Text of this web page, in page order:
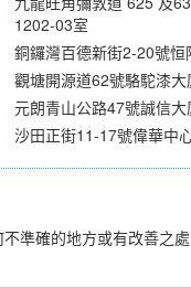
1202-03室
銅鑼灣百德新街2-20號
觀塘開源道62號駱駝漆
元朗青山公路47號誠信大
沙田正街11-17號偉華中
準確的地方或有改善之